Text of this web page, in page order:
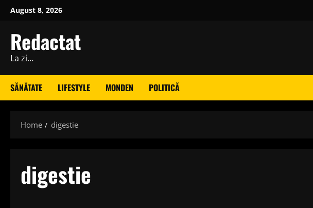
Skip
content
August 8, 2026
Redactat
La zi…
SĂNĂTATE LIFESTYLE MONDEN POLITICĂ
Home digestie
digestie